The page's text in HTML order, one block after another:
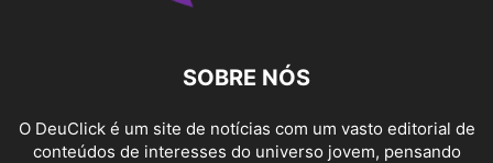
SOBRE NÓS
O DeuClick é um site de notícias com um vasto editorial de
conteúdos de interesses do universo jovem, pensando